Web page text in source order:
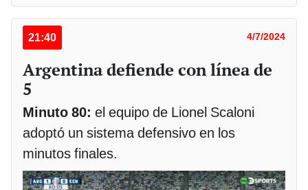
21:40 4/7/2024
Argentina defiende con línea de
5
Minuto 80: el equipo de Lionel Scaloni
adoptó un sistema defensivo en los
minutos finales.